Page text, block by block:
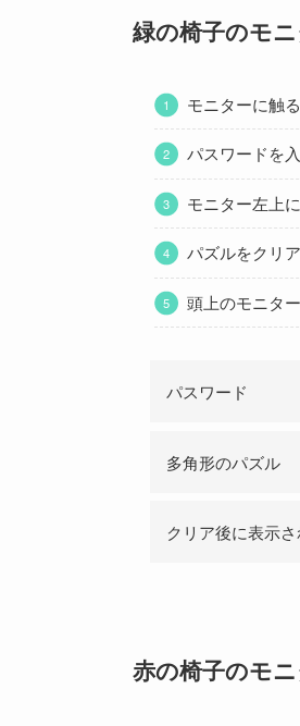
緑の椅子のモ
モニターに触
パスワードを
モニター左上
パズルをクリ
頭上のモニタ
パスワード
多角形のパズル
クリア後に表示
赤の椅子のモ